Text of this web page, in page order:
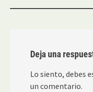
Deja una
Lo siento, debes
un comentario.